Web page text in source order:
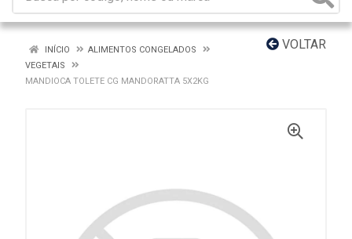
VOLTAR
INÍCIO
ALIMENTOS CONGELADOS
VEGETAIS
MANDIOCA TOLETE CG MANDORATTA 5X2KG